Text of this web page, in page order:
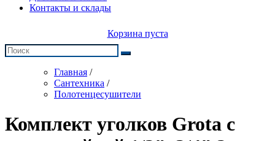
Контакты и склады
Корзина пуста
Главная /
Сантехника /
Полотенцесушители
Комплект уголков Grota с